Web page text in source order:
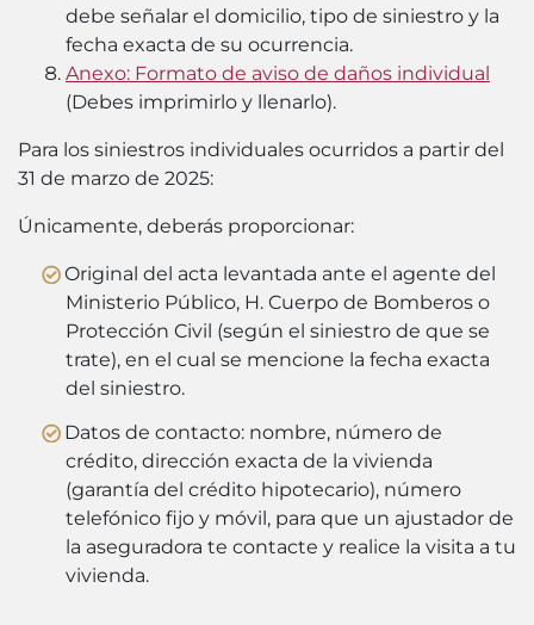
debe señalar el domicilio, tipo de siniestro y la
fecha exacta de su ocurrencia.
Anexo: Formato de aviso de daños individual
(Debes imprimirlo y llenarlo).
Para los siniestros individuales ocurridos a partir del
31 de marzo de 2025:
Únicamente, deberás proporcionar:
Original del acta levantada ante el agente del
Ministerio Público, H. Cuerpo de Bomberos o
Protección Civil (según el siniestro de que se
trate), en el cual se mencione la fecha exacta
del siniestro.
Datos de contacto: nombre, número de
crédito, dirección exacta de la vivienda
(garantía del crédito hipotecario), número
telefónico fijo y móvil, para que un ajustador de
la aseguradora te contacte y realice la visita a tu
vivienda.